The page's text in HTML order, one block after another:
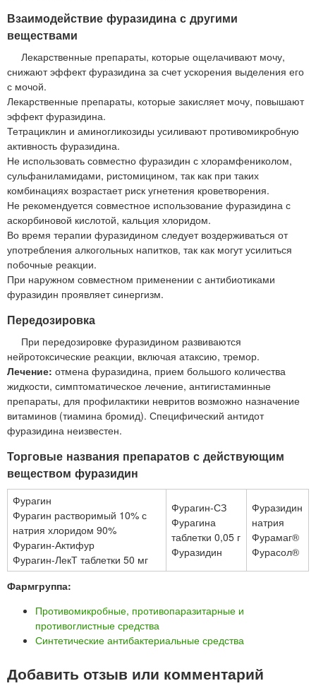
Взаимодействие фуразидина с другими
веществами
Лекарственные препараты, которые ощелачивают мочу,
снижают эффект фуразидина за счет ускорения выделения его
с мочой.
Лекарственные препараты, которые закисляет мочу, повышают
эффект фуразидина.
Тетрациклин и аминогликозиды усиливают противомикробную
активность фуразидина.
Не использовать совместно фуразидин с хлорамфениколом,
сульфаниламидами, ристомицином, так как при таких
комбинациях возрастает риск угнетения кроветворения.
Не рекомендуется совместное использование фуразидина с
аскорбиновой кислотой, кальция хлоридом.
Во время терапии фуразидином следует воздерживаться от
употребления алкогольных напитков, так как могут усилиться
побочные реакции.
При наружном совместном применении с антибиотиками
фуразидин проявляет синергизм.
Передозировка
При передозировке фуразидином развиваются
нейротоксические реакции, включая атаксию, тремор.
Лечение: отмена фуразидина, прием большого количества
жидкости, симптоматическое лечение, антигистаминные
препараты, для профилактики невритов возможно назначение
витаминов (тиамина бромид). Специфический антидот
фуразидина неизвестен.
Торговые названия препаратов с действующим
веществом фуразидин
Фурагин
Фурагин растворимый 10% с
натрия хлоридом 90%
Фурагин-Актифур
Фурагин-ЛекТ таблетки 50 мг
Фурагин-СЗ
Фурагина
таблетки 0,05 г
Фуразидин
Фуразидин
натрия
Фурамаг®
Фурасол®
Фармгруппа:
Противомикробные, противопаразитарные и
противоглистные средства
Синтетические антибактериальные средства
Добавить отзыв или комментарий